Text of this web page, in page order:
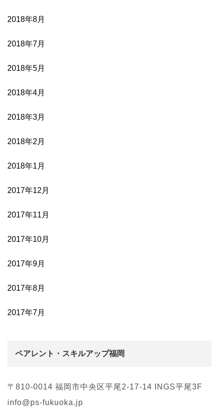
2018年8月
2018年7月
2018年5月
2018年4月
2018年3月
2018年2月
2018年1月
2017年12月
2017年11月
2017年10月
2017年9月
2017年8月
2017年7月
ペアレント・スキルアップ福岡
〒810-0014 福岡市中央区平尾2-17-14 INGS平尾3F
info@ps-fukuoka.jp